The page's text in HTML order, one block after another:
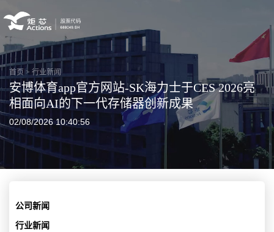
首页 > 行业新闻
安博体育app官方网站-SK海力士于CES 2026亮
相面向AI的下一代存储器创新成果
02/08/2026 10:40:56
公司新闻
行业新闻